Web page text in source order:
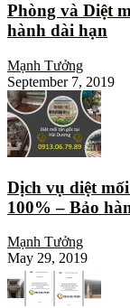
Phòng và Diệt
hành dài hạn
Mạnh Tưởng
September 7, 2019
Dịch vụ diệt
100% – Bảo
Mạnh Tưởng
May 29, 2019